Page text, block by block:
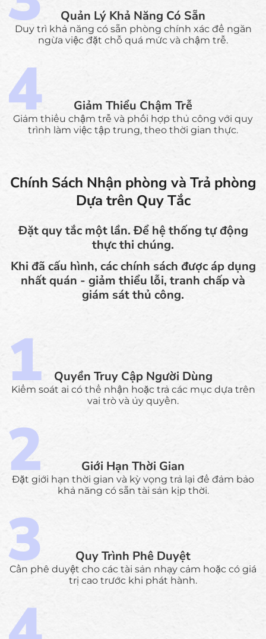
Quản Lý Khả Năng Có Sẵn
Duy trì khả năng có sẵn phòng chính xác để ngăn
ngừa việc đặt chỗ quá mức và chậm trễ.
Giảm Thiểu Chậm Trễ
Giảm thiểu chậm trễ và phối hợp thủ công với quy
trình làm việc tập trung, theo thời gian thực.
Chính Sách Nhận phòng và Trả phòng
Dựa trên Quy Tắc
Đặt quy tắc một lần. Để hệ thống tự động
thực thi chúng.
Khi đã cấu hình, các chính sách được áp dụng
nhất quán - giảm thiểu lỗi, tranh chấp và
giám sát thủ công.
Quyền Truy Cập Người Dùng
Kiểm soát ai có thể nhận hoặc trả các mục dựa trên
vai trò và ủy quyền.
Giới Hạn Thời Gian
Đặt giới hạn thời gian và kỳ vọng trả lại để đảm bảo
khả năng có sẵn tài sản kịp thời.
Quy Trình Phê Duyệt
Cần phê duyệt cho các tài sản nhạy cảm hoặc có giá
trị cao trước khi phát hành.